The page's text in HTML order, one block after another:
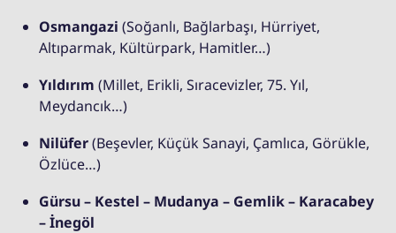
Osmangazi (Soğanlı, Bağlarbaşı, Hürriyet,
Altıparmak, Kültürpark, Hamitler…)
Yıldırım (Millet, Erikli, Sıracevizler, 75. Yıl,
Meydancık…)
Nilüfer(Beşevler, Küçük Sanayi, Çamlıca, Görükle,
Özlüce…)
Gürsu – Kestel – Mudanya – Gemlik – Karacabey
– İnegöl